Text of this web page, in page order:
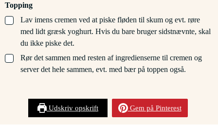
Topping
▢
Lav imens cremen ved at piske fløden til skum og evt. røre
med lidt græsk yoghurt. Hvis du bare bruger sidstnævnte, skal
du ikke piske det.
▢
Rør det sammen med resten af ingredienserne til cremen og
server det hele sammen, evt. med bær på toppen også.
Udskriv opskrift Gem på Pinterest